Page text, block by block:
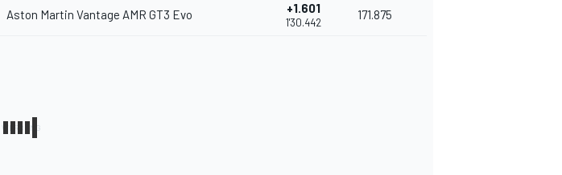
Aston Martin Vantage AMR GT3 Evo +1.601
1'30.442
171.875